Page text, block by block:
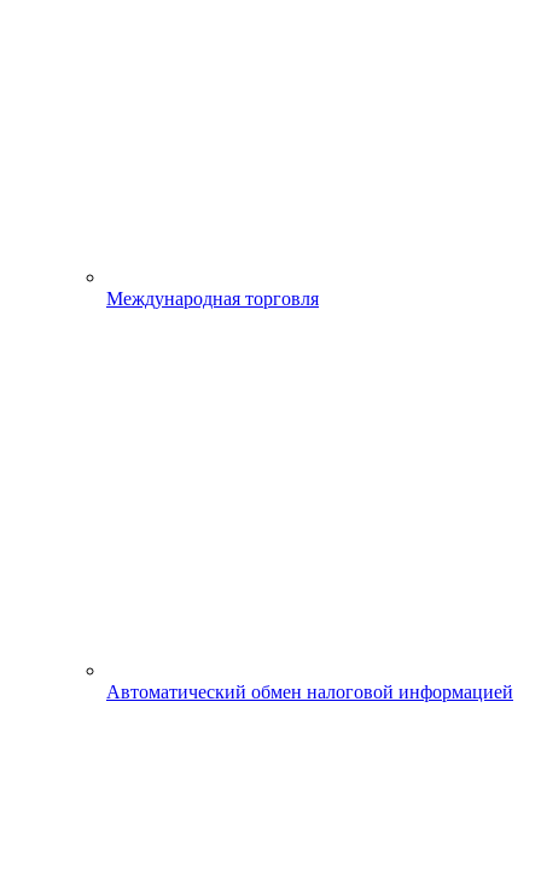
Международная торговля
Автоматический обмен налоговой информацией